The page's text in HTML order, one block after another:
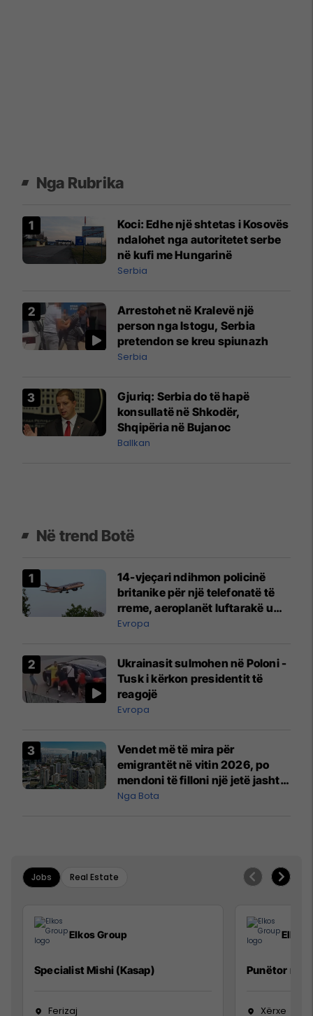
Nga Rubrika
Koci: ​Edhe një shtetas i Kosovës
ndalohet nga autoritetet serbe
në kufi me Hungarinë
Serbia
Arrestohet në Kralevë një
person nga Istogu, Serbia
pretendon se kreu spiunazh
Serbia
Gjuriq: Serbia do të hapë
konsullatë në Shkodër,
Shqipëria në Bujanoc
Ballkan
Në trend Botë
14-vjeçari ndihmon policinë
britanike për një telefonatë të
rreme, aeroplanët luftarakë u
ngritën në ajër për të
Mançesterit
Evropa
Ukrainasit sulmohen në Poloni -
Tusk i kërkon presidentit të
reagojë
Evropa
Vendet më të mira për
emigrantët në vitin 2026, po
mendoni të filloni një jetë jashtë
vendit?
Nga Bota
Jobs Real Estate
Elkos Group
Specialist Mishi (Kasap)
Ferizaj
Elkos
Punëtor në
Xërxe